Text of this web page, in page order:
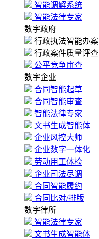
智能调解系统
智能法律专家
数字政府
行政执法智能办案
行政案件质量评查
公平竞争审查
数字企业
合同智能起草
合同智能审查
智能法律专家
文书生成智能体
企业风控大师
企业数字一体化
劳动用工体检
企业司法尽调
合同智能履约
合同比对/排版
数字律所
智能法律专家
文书生成智能体